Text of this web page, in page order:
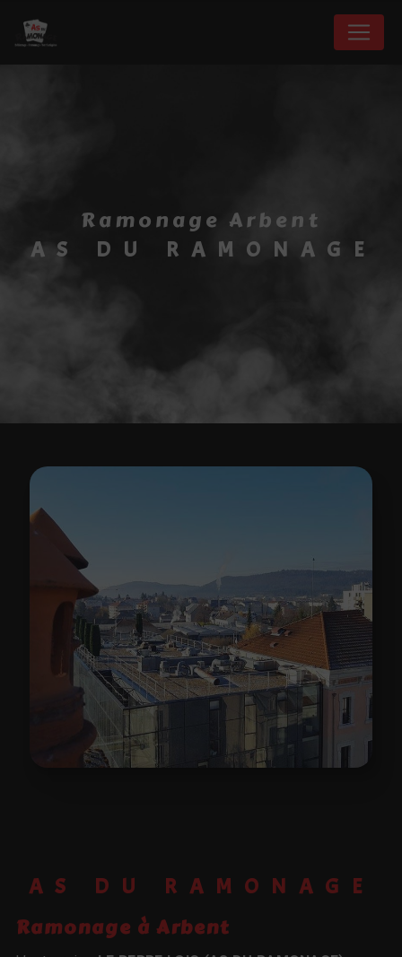
ramonage Arbent
AS DU RAMONAGE
AS DU RAMONAGE
ramonage à Arbent